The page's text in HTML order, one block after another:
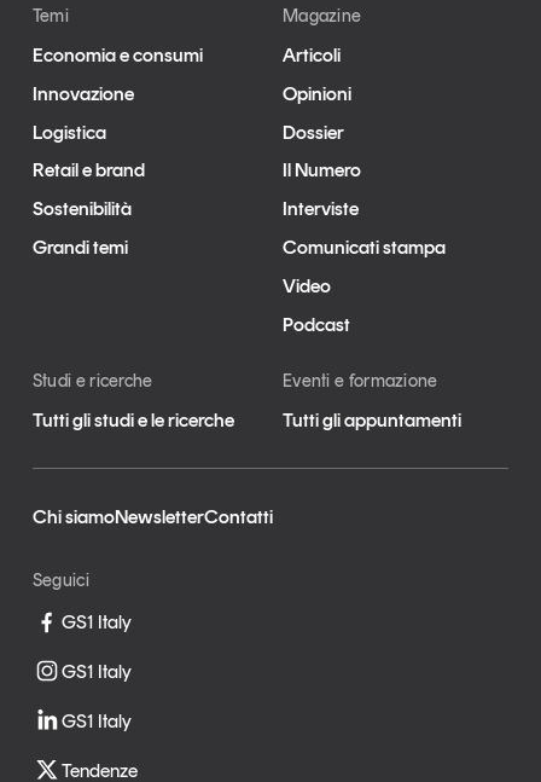
Temi
Economia e consumi
Innovazione
Logistica
Retail e brand
Sostenibilità
Grandi temi
Magazine
Articoli
Opinioni
Dossier
Il Numero
Interviste
Comunicati stampa
Video
Podcast
Studi e ricerche
Tutti gli studi e le ricerche
Eventi e formazione
Tutti gli appuntamenti
Chi siamoNewsletterContatti
Seguici
GS1 Italy
GS1 Italy
GS1 Italy
Tendenze